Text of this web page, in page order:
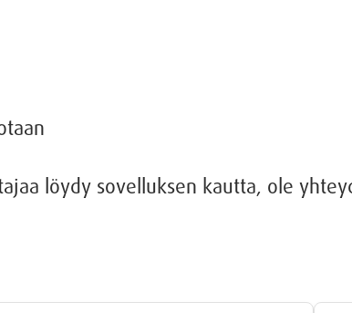
löydy sovelluksen kautta, ole